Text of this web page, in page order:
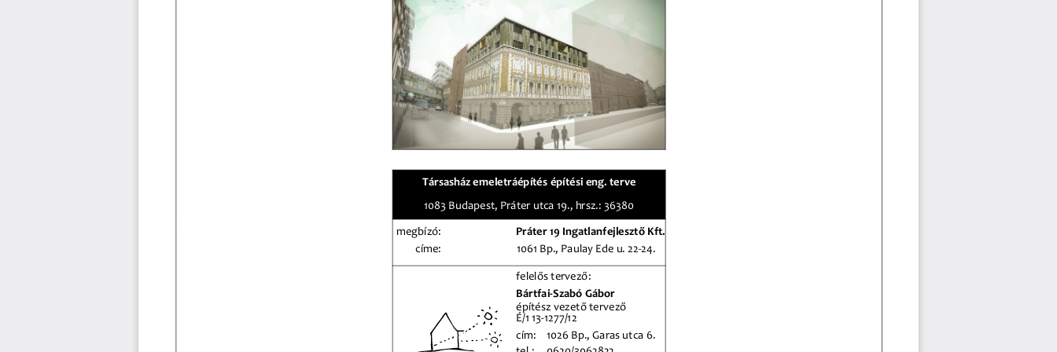
megbízó:
felelős tervező:
építész vezető tervező
É/1 13-1277/12
Bártfai-Szabó Gábor
Társasház emeletráépítés építési eng. terve
cím:
1026 Bp., Garas utca 6.
Práter 19 Ingatlanfejlesztő Kft.
1083 Budapest, Práter utca 19., hrsz.: 36380
címe: 1061 Bp., Paulay Ede u. 22-24.